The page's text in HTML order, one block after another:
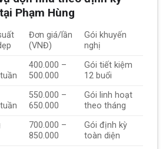
Phạm Hùng
Đơn giá/lần
(VNĐ)
Gói khuyến
nghị
400.000 –
500.000
Gói tiết kiệm
12 buổi
550.000 –
650.000
Gói linh hoạt
theo tháng
700.000 –
850.000
Gói định kỳ
toàn diện